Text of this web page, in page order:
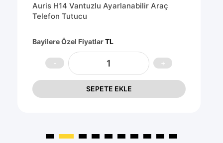
Auris H14 Vantuzlu Ayarlanabilir Araç
Telefon Tutucu
Bayilere Özel FiyatlarTL
SEPETE EKLE